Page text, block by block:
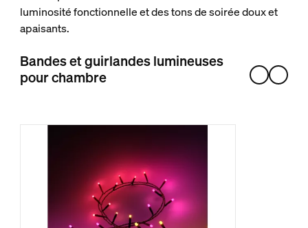
luminosité fonctionnelle et des tons de soirée doux et
apaisants.
Bandes et guirlandes lumineuses
pour chambre